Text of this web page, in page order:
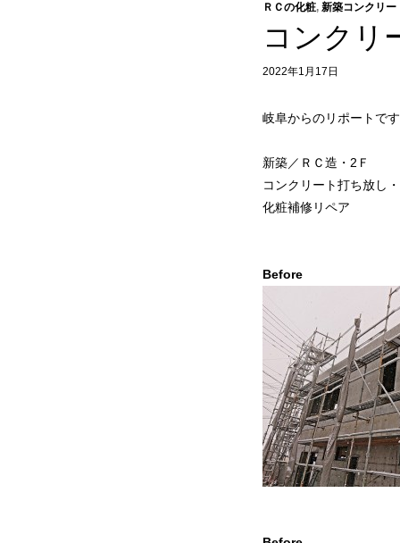
ＲＣの化粧, 新築コンクリ
コンクリ
2022年1月17日
岐阜からのリポートで
新築／ＲＣ造・2Ｆ
コンクリート打ち放し
化粧補修リペア